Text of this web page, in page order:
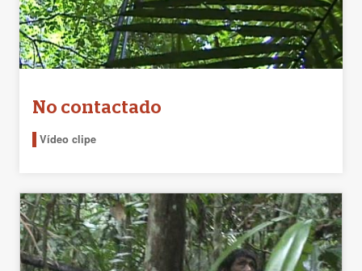
No contactado
Vídeo clipe